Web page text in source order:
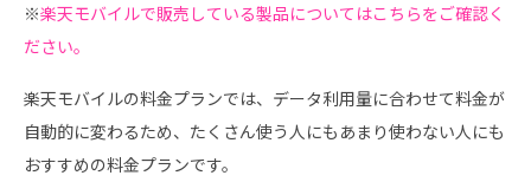
※楽天モバイルで販売している製品についてはこちらをご確認く
ださい。
楽天モバイルの料金プランでは、データ利用量に合わせて料金が
自動的に変わるため、たくさん使う人にもあまり使わない人にも
おすすめの料金プランです。